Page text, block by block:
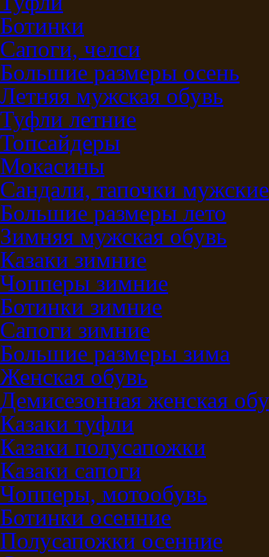
Ботинки
Сапоги, челси
Большие размеры осень
Летняя мужская обувь
Туфли летние
Топсайдеры
Мокасины
Сандали, тапочки мужские
Большие размеры лето
Зимняя мужская обувь
Казаки зимние
Чопперы зимние
Ботинки зимние
Сапоги зимние
Большие размеры зима
Женская обувь
Демисезонная женская
Казаки туфли
Казаки полусапожки
Казаки сапоги
Чопперы, мотообувь
Ботинки осенние
Полусапожки осенние